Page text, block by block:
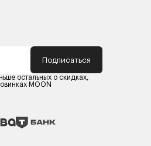
Подписаться
остальных о скидках,
MOON